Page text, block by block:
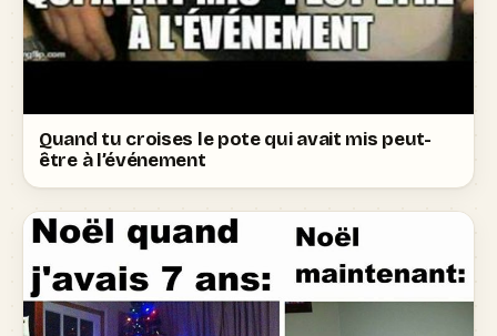
Quand tu croises le pote qui avait mis peut-
être à l’événement